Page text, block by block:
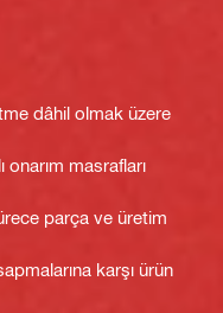
dâhil olmak üzere
onarım masrafları
parça ve üretim
karşı ürün